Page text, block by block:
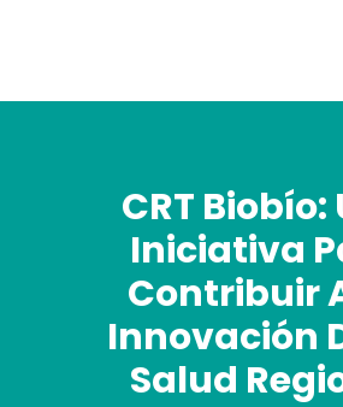
CRT Biobío:
Iniciativa
Contribuir
Innovación
Salud